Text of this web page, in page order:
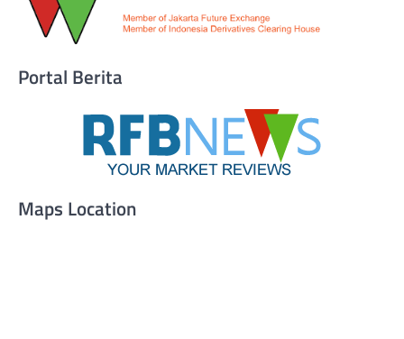
Portal Berita
Maps Location